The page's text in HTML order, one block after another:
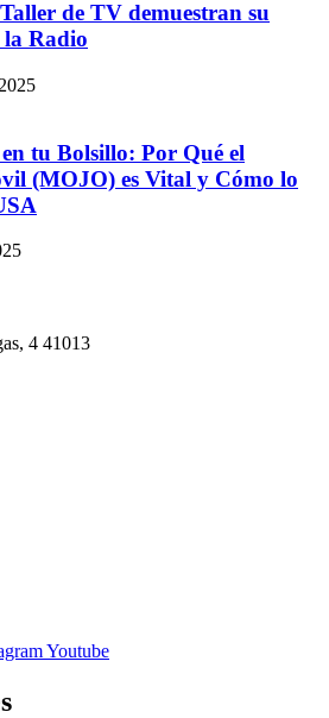
de TV demuestran su
la Radio
tu Bolsillo: Por Qué el
(MOJO) es Vital y Cómo lo
4 41013
Youtube